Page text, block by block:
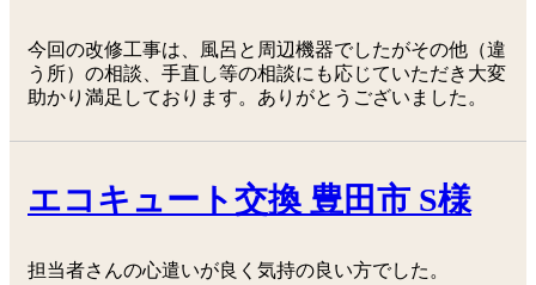
今回の改修工事は、風呂と周辺機器でしたがその他（違
う所）の相談、手直し等の相談にも応じていただき大変
助かり満足しております。ありがとうございました。
エコキュート交換 豊田市 S様
担当者さんの心遣いが良く気持の良い方でした。